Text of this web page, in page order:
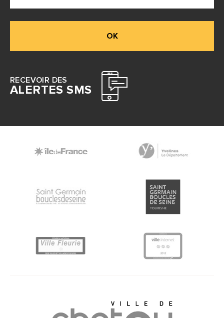
OK
RECEVOIR DES
ALERTES SMS